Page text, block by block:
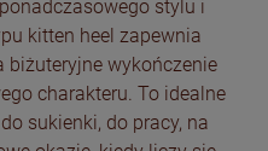
stylu i
kitten heel zapewnia
biżuteryjne wykończenie
charakteru. To idealne
sukienki, do pracy, na